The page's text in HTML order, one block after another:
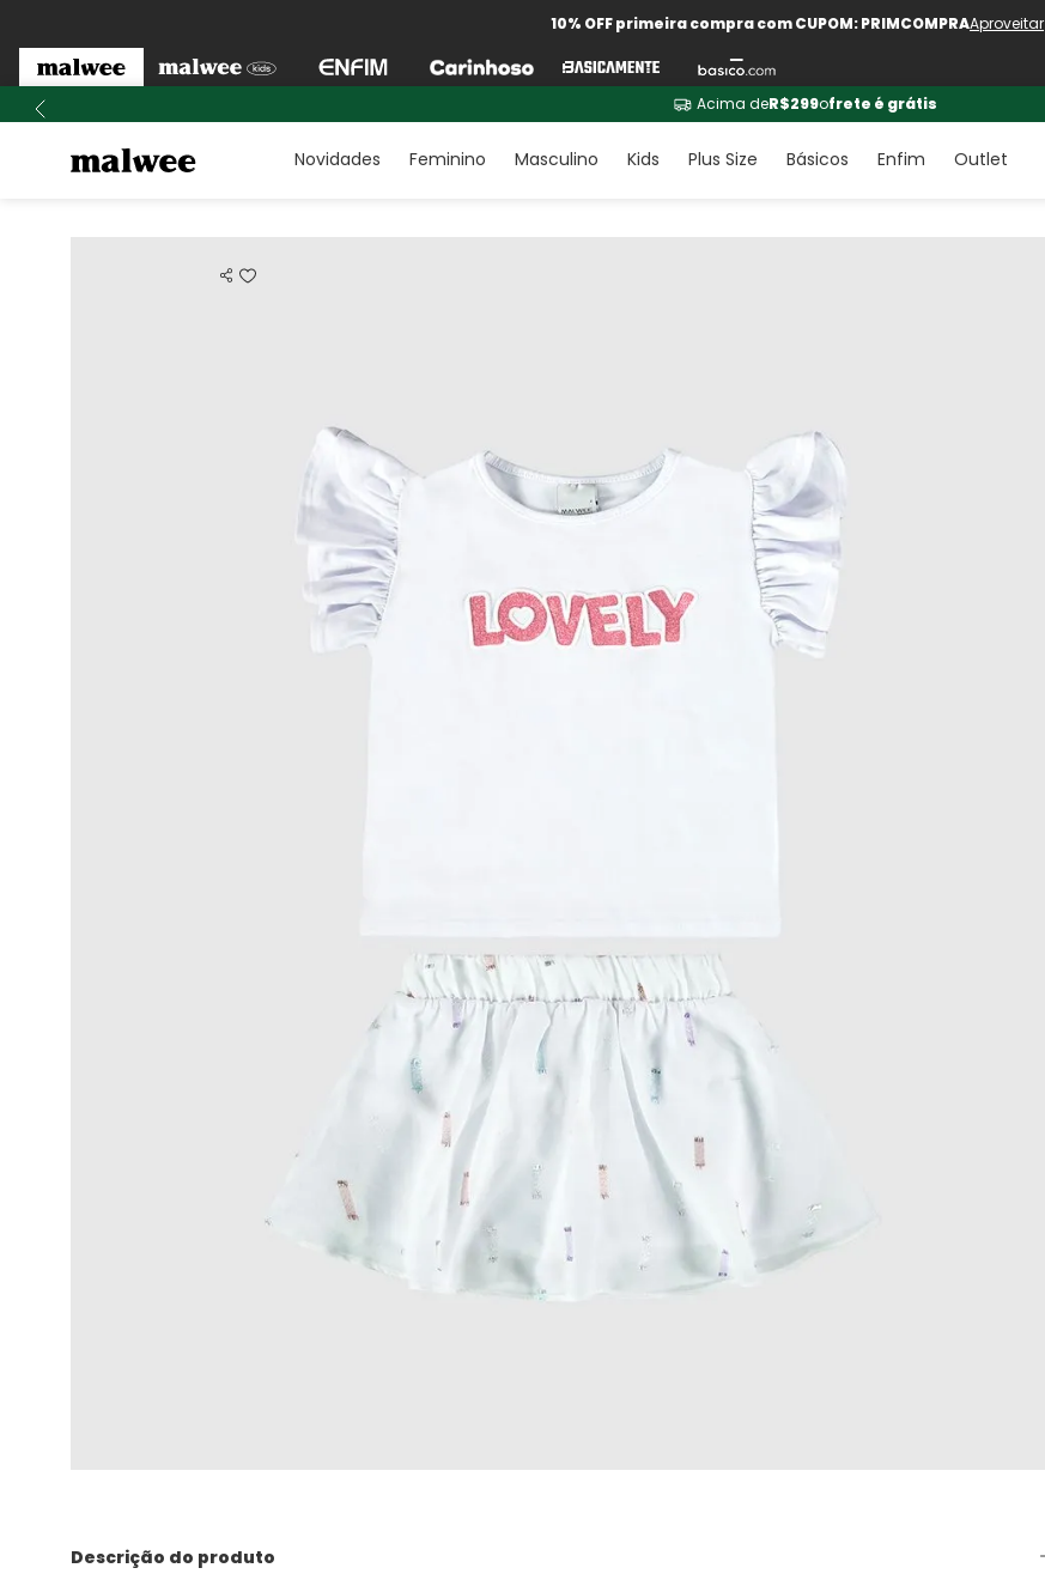
10% OFF primeira compra com CUPOM: PRIMCOMPRAAproveitar
Acima deR$299ofrete é grátis
Novidades Feminino Masculino Kids Plus Size Básicos Enfim Outlet
Descrição do produto